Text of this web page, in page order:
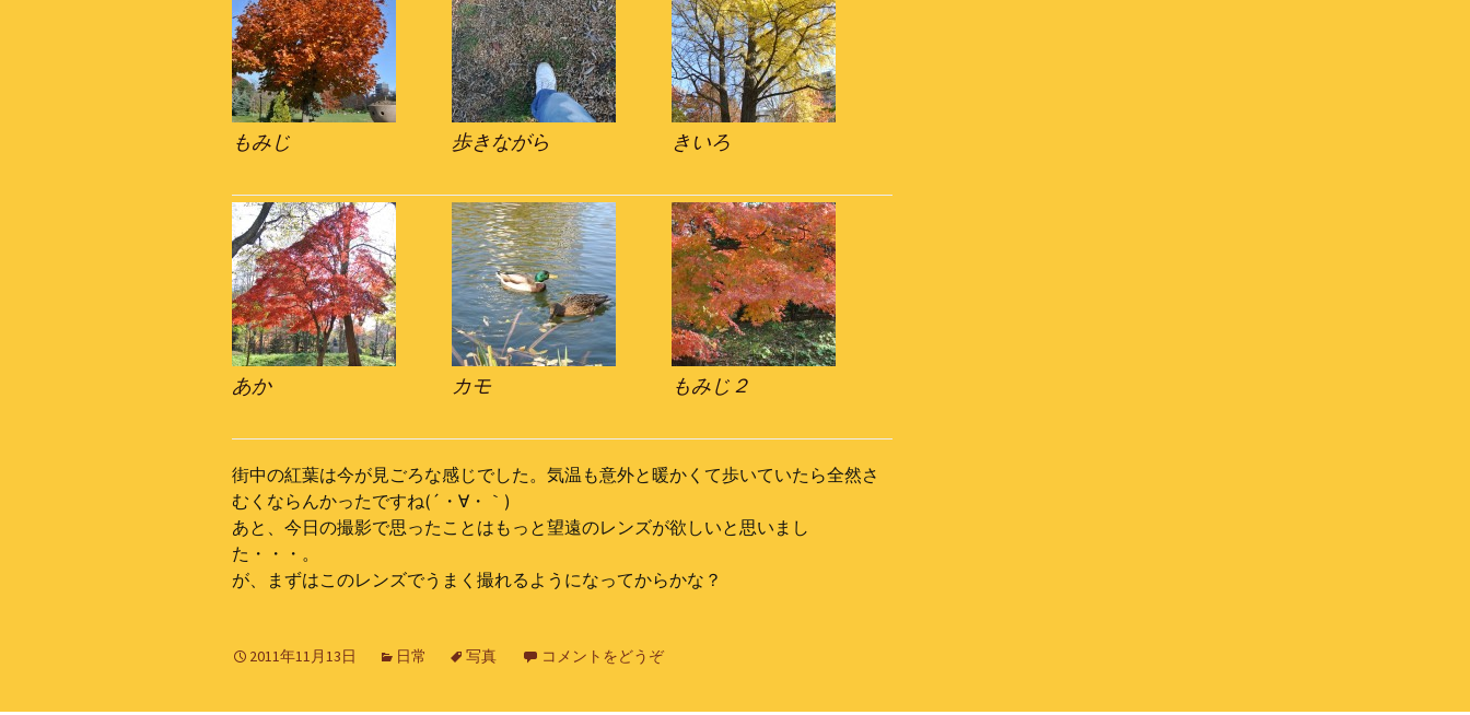
もみじ 歩きながら きいろ
あか カモ もみじ２
街中の紅葉は今が見ごろな感じでした。気温も意外と暖かくて歩いていたら全然さ
むくならんかったですね(´・∀・｀)
あと、今日の撮影で思ったことはもっと望遠のレンズが欲しいと思いまし
た・・・。
が、まずはこのレンズでうまく撮れるようになってからかな？
2011年11月13日 日常 写真 コメントをどうぞ